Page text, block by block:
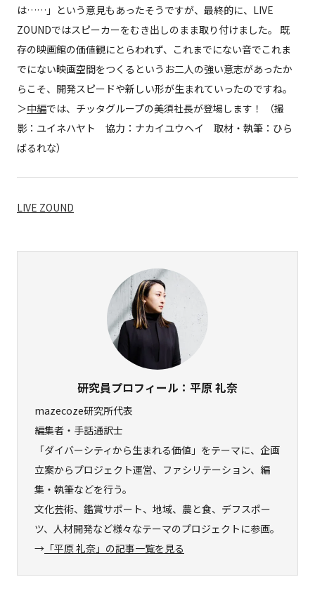
は……」という意見もあったそうですが、最終的に、LIVE
ZOUNDではスピーカーをむき出しのまま取り付けました。 既
存の映画館の価値観にとらわれず、これまでにない音でこれま
でにない映画空間をつくるというお二人の強い意志があったか
らこそ、開発スピードや新しい形が生まれていったのですね。
＞中編では、チッタグループの美須社長が登場します！ （撮
影：ユイネハヤト 協力：ナカイユウヘイ 取材・執筆：ひら
ばるれな）
LIVE ZOUND
研究員プロフィール：平原 礼奈
mazecoze研究所代表
編集者・手話通訳士
「ダイバーシティから生まれる価値」をテーマに、企画
立案からプロジェクト運営、ファシリテーション、編
集・執筆などを行う。
文化芸術、鑑賞サポート、地域、農と食、デフスポー
ツ、人材開発など様々なテーマのプロジェクトに参画。
→ 「平原 礼奈」の記事一覧を見る